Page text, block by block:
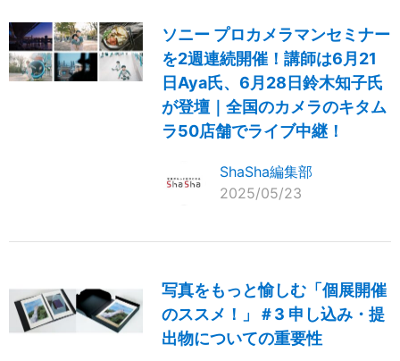
ソニー プロカメラマンセミナー
を2週連続開催！講師は6月21
日Aya氏、6月28日鈴木知子氏
が登壇｜全国のカメラのキタム
ラ50店舗でライブ中継！
ShaSha編集部
2025/05/23
写真をもっと愉しむ「個展開催
のススメ！」＃3 申し込み・提
出物についての重要性